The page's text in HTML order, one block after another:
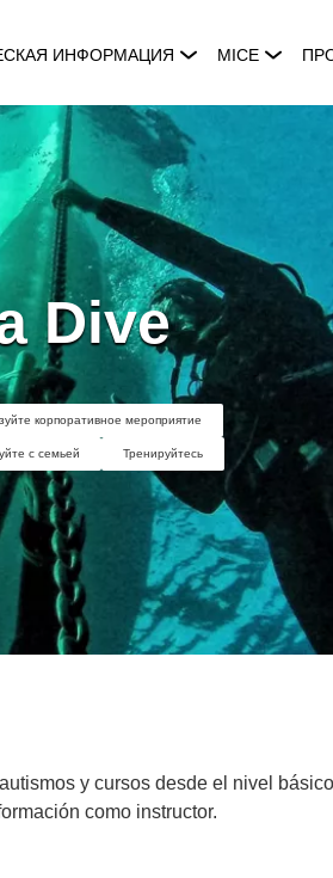
ИНФОРМАЦИЯ MICE
Dive
корпоративное мероприятие
с семьей Тренируйтесь
y cursos desde el nivel
como instructor.